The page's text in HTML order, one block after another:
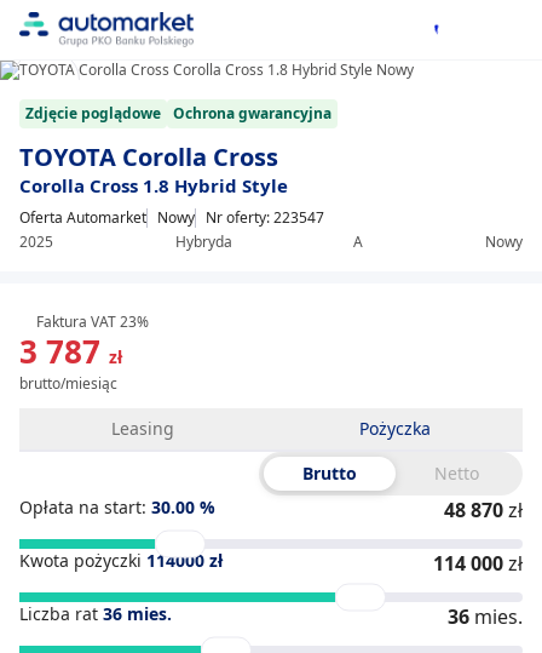
Zdjęcie poglądowe Ochrona gwarancyjna
TOYOTA Corolla Cross
Corolla Cross 1.8 Hybrid Style
Oferta Automarket Nowy
2025
Hybryda A Nowy
Nr oferty: 223547
3 787 zł
brutto/miesiąc
Faktura VAT 23%
Leasing
Pożyczka
Brutto
Netto
Opłata na start: 30.00 % 48 870zł
Kwota pożyczki 114000 zł 114 000zł
Liczba rat 36 mies. 36 mies.